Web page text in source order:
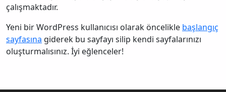
çalışmaktadır.
Yeni bir WordPress kullanıcısı olarak öncelikle başlangıç
sayfasına giderek bu sayfayı silip kendi sayfalarınızı
oluşturmalısınız. İyi eğlenceler!